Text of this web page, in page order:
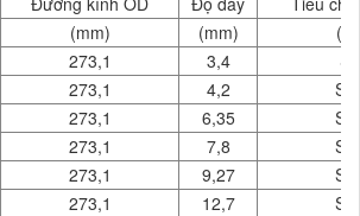
(mm) (mm)
(
273,1 3,4
273,1 4,2
273,1 6,35
273,1 7,8
273,1 9,27
273,1 12,7